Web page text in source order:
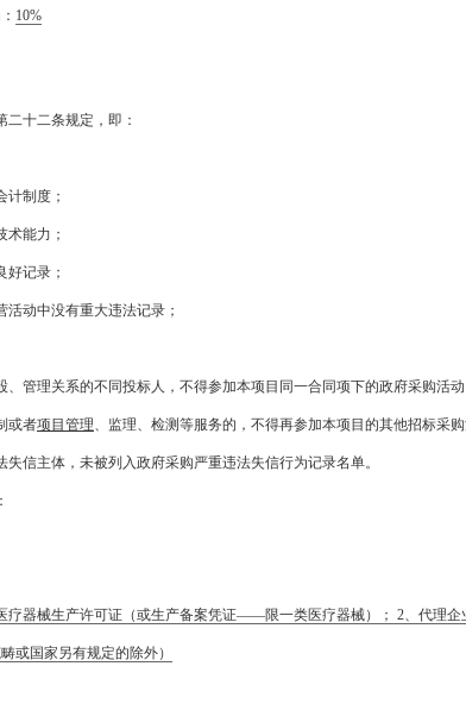
10%
十二条规定，即：
计制度；
术能力；
好记录；
活动中没有重大违法记录；
管理关系的不同投标人，不得参加本项目同一合同项下的政府采购活动
或者项目管理、监理、检测等服务的，不得再参加本项目的其他招标采购
信主体，未被列入政府采购严重违法失信行为记录名单。
疗器械生产许可证（或生产备案凭证——限一类医疗器械）； 2、代理
或国家另有规定的除外）